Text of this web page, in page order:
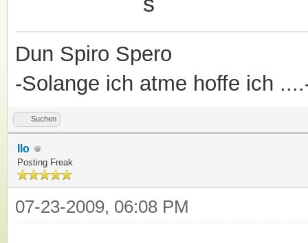
Dun Spiro Spero
-Solange ich atme hoffe ich
Suchen
Ilo
Posting Freak
07-23-2009, 06:08 PM